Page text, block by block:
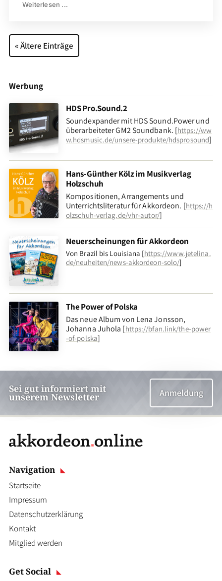
Weiterlesen ...
« Ältere Einträge
Werbung
HDS Pro.Sound.2
Soundexpander mit HDS Sound.Power und
überarbeiteter GM2 Soundbank. [https://ww
w.hdsmusic.de/unsere-produkte/hdsprosound]
Hans-Günther Kölz im Musikverlag
Holzschuh
Kompositionen, Arrangements und
Unterrichtsliteratur für Akkordeon. [https://h
olzschuh-verlag.de/vhr-autor/]
Neuerscheinungen für Akkordeon
Von Brazil bis Louisiana [https://www.jetelina.
de/neuheiten/news-akkordeon-solo/]
The Power of Polska
Das neue Album von Lena Jonsson,
Johanna Juhola [https://bfan.link/the-power
-of-polska]
Sei gut informiert mit
unserem Newsletter Anmeldung
Navigation
Startseite
Impressum
Datenschutzerklärung
Kontakt
Mitglied werden
Get Social